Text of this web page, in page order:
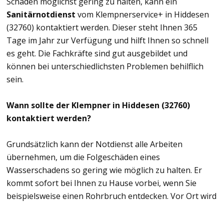
Sanitärnotdienst vom Klempnerservice+ in Hiddesen
(32760) kontaktiert werden. Dieser steht Ihnen 365
Tage im Jahr zur Verfügung und hilft Ihnen so schnell
es geht. Die Fachkräfte sind gut ausgebildet und
können bei unterschiedlichsten Problemen behilflich
sein.
Wann sollte der Klempner in Hiddesen (32760)
kontaktiert werden?
Grundsätzlich kann der Notdienst alle Arbeiten
übernehmen, um die Folgeschäden eines
Wasserschadens so gering wie möglich zu halten. Er
kommt sofort bei Ihnen zu Hause vorbei, wenn Sie
beispielsweise einen Rohrbruch entdecken. Vor Ort wird